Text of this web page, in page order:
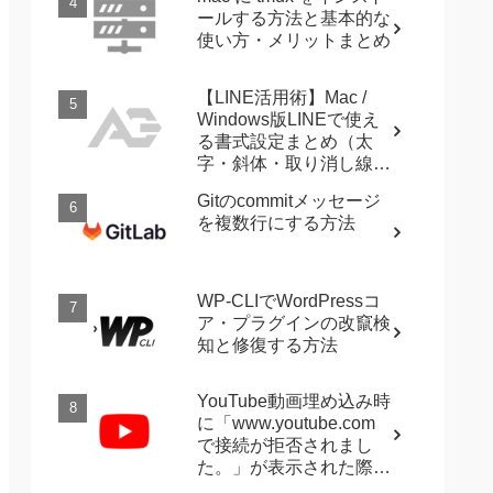
ールする方法と基本的な
使い方・メリットまとめ
【LINE活用術】Mac /
Windows版LINEで使え
る書式設定まとめ（太
字・斜体・取り消し線・
Gitのcommitメッセージ
を複数行にする方法
WP-CLIでWordPressコ
ア・プラグインの改竄検
知と修復する方法
YouTube動画埋め込み時
に「www.youtube.com
で接続が拒否されまし
た。」が表示された際に